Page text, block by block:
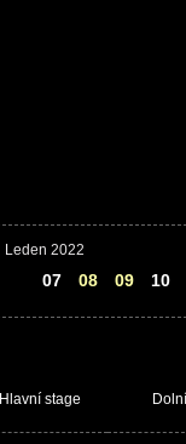
Leden 2022
07 08 09 10
Hlavní stage